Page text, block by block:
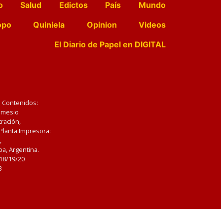
Salud Edictos País
Mundo
Quiniela Opinion
Videos
El Diario de Papel en DIGITAL
Impresora:
Argentina.
19/20